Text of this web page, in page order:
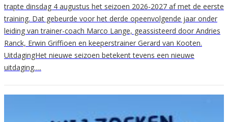
trapte dinsdag 4 augustus het seizoen 2026-2027 af met de eerste
training. Dat gebeurde voor het derde opeenvolgende jaar onder
leiding van trainer-coach Marco Lange, geassisteerd door Andries
Ranck, Erwin Griffioen en keeperstrainer Gerard van Kooten.
UitdagingHet nieuwe seizoen betekent tevens een nieuwe
uitdaging….